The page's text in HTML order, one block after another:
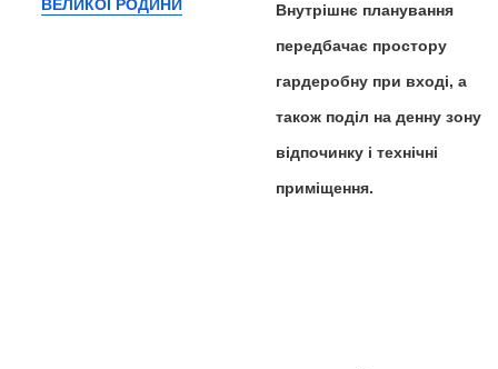
Внутрішнє планування
передбачає простору
гардеробну при вході, а
також поділ на денну зону
відпочинку і технічні
приміщення.